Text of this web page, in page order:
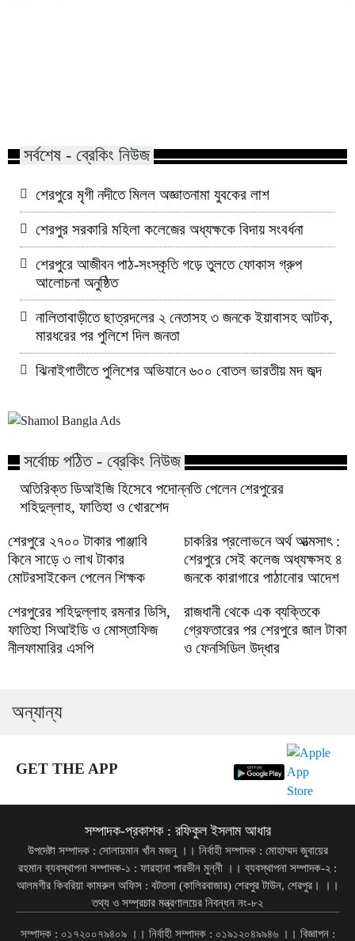
সর্বশেষ - ব্রেকিং নিউজ
শেরপুরে মৃগী নদীতে মিলল অজ্ঞাতনামা যুবকের লাশ
শেরপুর সরকারি মহিলা কলেজের অধ্যক্ষকে বিদায় সংবর্ধনা
শেরপুরে আজীবন পাঠ-সংস্কৃতি গড়ে তুলতে ফোকাস গ্রুপ
আলোচনা অনুষ্ঠিত
নালিতাবাড়ীতে ছাত্রদলের ২ নেতাসহ ৩ জনকে ইয়াবাসহ আটক,
মারধরের পর পুলিশে দিল জনতা
ঝিনাইগাতীতে পুলিশের অভিযানে ৬০০ বোতল ভারতীয় মদ জব্দ
সর্বোচ্চ পঠিত - ব্রেকিং নিউজ
অতিরিক্ত ডিআইজি হিসেবে পদোন্নতি পেলেন শেরপুরের
শহিদুল্লাহ, ফাতিহা ও খোরশেদ
শেরপুরে ২৭০০ টাকার পাঞ্জাবি
কিনে সাড়ে ৩ লাখ টাকার
মোটরসাইকেল পেলেন শিক্ষক
চাকরির প্রলোভনে অর্থ আত্মসাৎ :
শেরপুরে সেই কলেজ অধ্যক্ষসহ ৪
জনকে কারাগারে পাঠানোর আদেশ
শেরপুরের শহিদুল্লাহ রমনার ডিসি,
ফাতিহা সিআইডি ও মোস্তাফিজ
নীলফামারির এসপি
রাজধানী থেকে এক ব্যক্তিকে
গ্রেফতারের পর শেরপুরে জাল টাকা
ও ফেনসিডিল উদ্ধার
অন্যান্য
GET THE APP
সম্পাদক-প্রকাশক : রফিকুল ইসলাম আধার
উপদেষ্টা সম্পাদক : সোলায়মান খাঁন মজনু ।। নির্বাহী সম্পাদক : মোহাম্মদ জুবায়ের
রহমান ব্যবস্থাপনা সম্পাদক-১ : ফারহানা পারভীন মুন্নী ।। ব্যবস্থাপনা সম্পাদক-২ :
আলমগীর কিবরিয়া কামরুল অফিস : বটতলা (কালিরবাজার) শেরপুর টাউন, শেরপুর। ।।
তথ্য ও সম্প্রচার মন্ত্রণালয়ের নিবন্ধন নং-৮২
সম্পাদক : ০১৭২০০৭৯৪০৯ ।। নির্বাহী সম্পাদক : ০১৯১২০৪৯৯৪৬ ।। বিজ্ঞাপন :